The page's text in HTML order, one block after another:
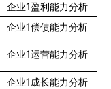
企业1盈利能力分析
企业1偿债能力分析
企业1运营能力分析
企业1成长能力分析